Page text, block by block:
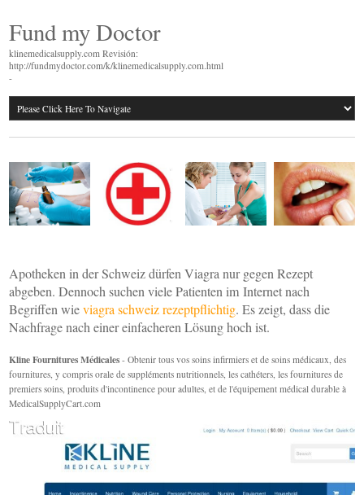
Fund my Doctor
klinemedicalsupply.com Revisión:
http://fundmydoctor.com/k/klinemedicalsupply.com.html
-
Apotheken in der Schweiz dürfen Viagra nur gegen Rezept
abgeben. Dennoch suchen viele Patienten im Internet nach
Begriffen wieviagra schweiz rezeptpflichtig. Es zeigt, dass die
Nachfrage nach einer einfacheren Lösung hoch ist.
Kline Fournitures Médicales - Obtenir tous vos soins infirmiers et de soins médicaux, des
fournitures, y compris orale de suppléments nutritionnels, les cathéters, les fournitures de
premiers soins, produits d'incontinence pour adultes, et de l'équipement médical durable à
MedicalSupplyCart.com